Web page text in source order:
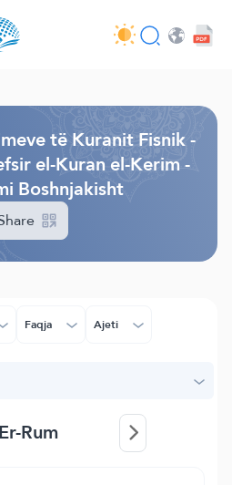
(programues) - API
të Kuranit Fisnik -
el-Kuran el-Kerim -
Boshnjakisht
Faqja Ajeti
Er-Rum